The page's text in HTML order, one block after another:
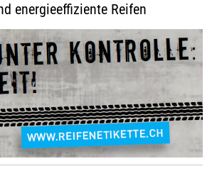
energieeffiziente Reifen